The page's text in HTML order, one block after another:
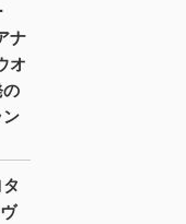
ナ
オ
の
ン